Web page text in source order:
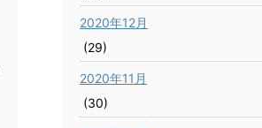
2020年12月
(29)
2020年11月
(30)